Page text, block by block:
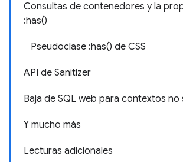
Consultas de contenedores y la
:has()
Pseudoclase :has() de CSS
API de Sanitizer
Baja de SQL web para contextos no
Y mucho más
Lecturas adicionales